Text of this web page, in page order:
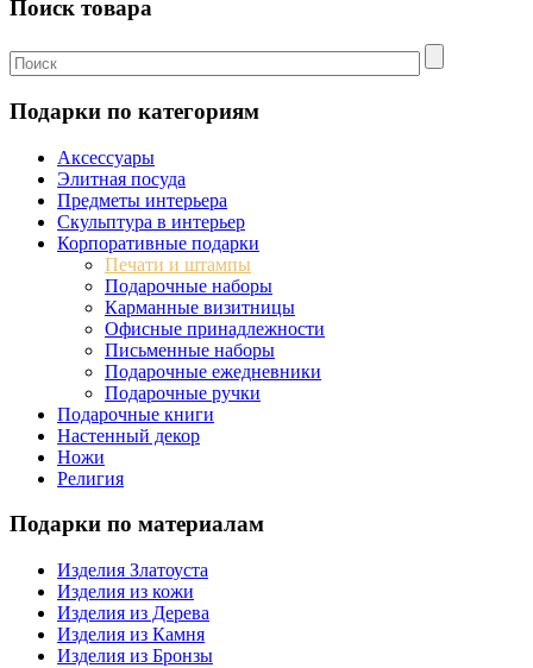
Поиск товара
Подарки по категориям
Аксессуары
Элитная посуда
Предметы интерьера
Скульптура в интерьер
Корпоративные подарки
Печати и штампы
Подарочные наборы
Карманные визитницы
Офисные принадлежности
Письменные наборы
Подарочные ежедневники
Подарочные ручки
Подарочные книги
Настенный декор
Ножи
Религия
Подарки по материалам
Изделия Златоуста
Изделия из кожи
Изделия из Дерева
Изделия из Камня
Изделия из Бронзы